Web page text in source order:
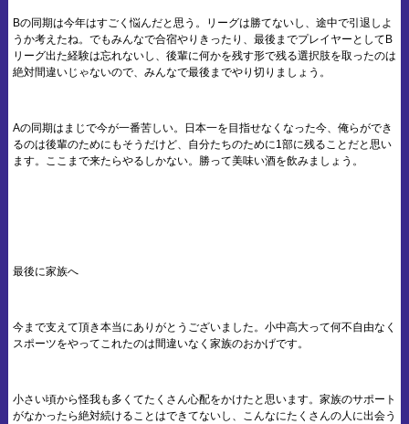
Bの同期は今年はすごく悩んだと思う。リーグは勝てないし、途中で引退しよ
うか考えたね。でもみんなで合宿やりきったり、最後までプレイヤーとしてB
リーグ出た経験は忘れないし、後輩に何かを残す形で残る選択肢を取ったのは
絶対間違いじゃないので、みんなで最後までやり切りましょう。
Aの同期はまじで今が一番苦しい。日本一を目指せなくなった今、俺らができ
るのは後輩のためにもそうだけど、自分たちのために1部に残ることだと思い
ます。ここまで来たらやるしかない。勝って美味い酒を飲みましょう。
最後に家族へ
今まで支えて頂き本当にありがとうございました。小中高大って何不自由なく
スポーツをやってこれたのは間違いなく家族のおかげです。
小さい頃から怪我も多くてたくさん心配をかけたと思います。家族のサポート
がなかったら絶対続けることはできてないし、こんなにたくさんの人に出会う